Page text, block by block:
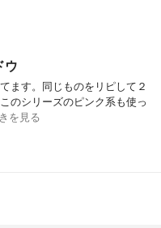
ウ
ます。同じものをリピして２
のシリーズのピンク系も使っ
を見る